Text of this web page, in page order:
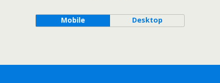
Mobile Desktop